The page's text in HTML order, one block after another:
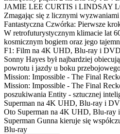
JAMIE LEE CURTIS i LINDSAY
Zmagając się z licznymi
Fantastyczna Czwórka: Pierwsze
W retrofuturystycznym klimacie lat
kosmicznym bogiem oraz jego
F1: Film na 4K UHD, Blu-ray i
Sonny Hayes był najbardziej
powrotu i jazdy u boku przebojowego
Mission: Impossible - The Final
Mission: Impossible - The Final
poszukiwania Entity - sztucznej
Superman na 4K UHD, Blu-ray i
Oto Superman na 4K UHD, Blu-ray
Superman Gunna kieruje się
Blu-ray